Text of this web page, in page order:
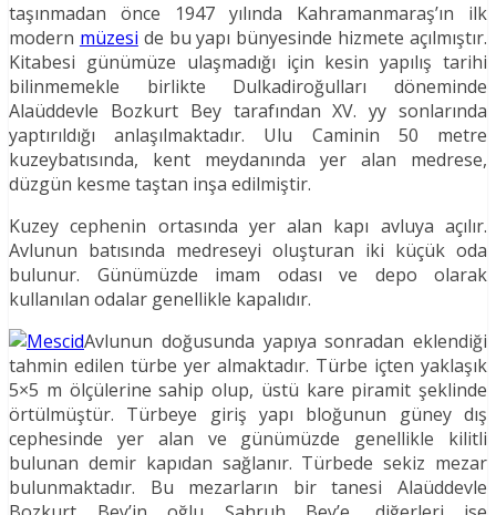
taşınmadan önce 1947 yılında Kahramanmaraş’ın ilk
modern müzesi de bu yapı bünyesinde hizmete açılmıştır.
Kitabesi günümüze ulaşmadığı için kesin yapılış tarihi
bilinmemekle birlikte Dulkadiroğulları döneminde
Alaüddevle Bozkurt Bey tarafından XV. yy sonlarında
yaptırıldığı anlaşılmaktadır. Ulu Caminin 50 metre
kuzeybatısında, kent meydanında yer alan medrese,
düzgün kesme taştan inşa edilmiştir.
Kuzey cephenin ortasında yer alan kapı avluya açılır.
Avlunun batısında medreseyi oluşturan iki küçük oda
bulunur. Günümüzde imam odası ve depo olarak
kullanılan odalar genellikle kapalıdır.
Avlunun doğusunda yapıya sonradan eklendiği
tahmin edilen türbe yer almaktadır. Türbe içten yaklaşık
5×5 m ölçülerine sahip olup, üstü kare piramit şeklinde
örtülmüştür. Türbeye giriş yapı bloğunun güney dış
cephesinde yer alan ve günümüzde genellikle kilitli
bulunan demir kapıdan sağlanır. Türbede sekiz mezar
bulunmaktadır. Bu mezarların bir tanesi Alaüddevle